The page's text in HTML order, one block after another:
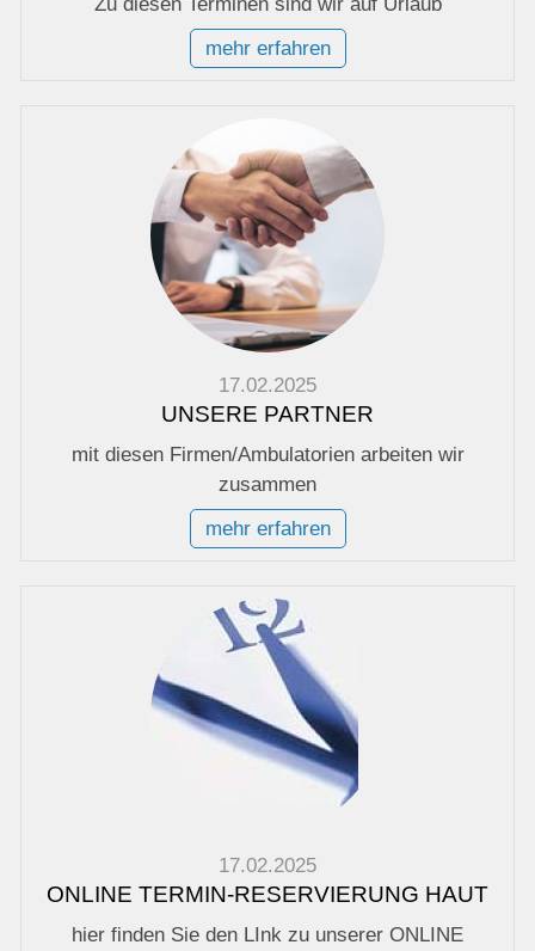
mehr erfahren
17.02.2025
UNSERE PARTNER
mit diesen Firmen/Ambulatorien arbeiten wir
zusammen
mehr erfahren
17.02.2025
ONLINE TERMIN-RESERVIERUNG HAUT
hier finden Sie den LInk zu unserer ONLINE